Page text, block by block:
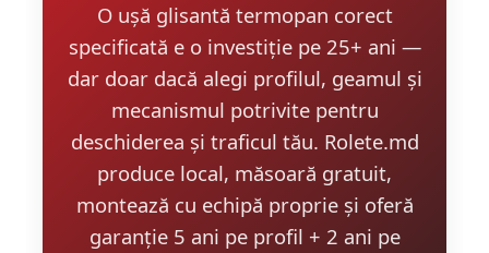
O ușă glisantă termopan corect
specificată e o investiție pe 25+ ani —
dar doar dacă alegi profilul, geamul și
mecanismul potrivite pentru
deschiderea și traficul tău. Rolete.md
produce local, măsoară gratuit,
montează cu echipă proprie și oferă
garanție 5 ani pe profil + 2 ani pe